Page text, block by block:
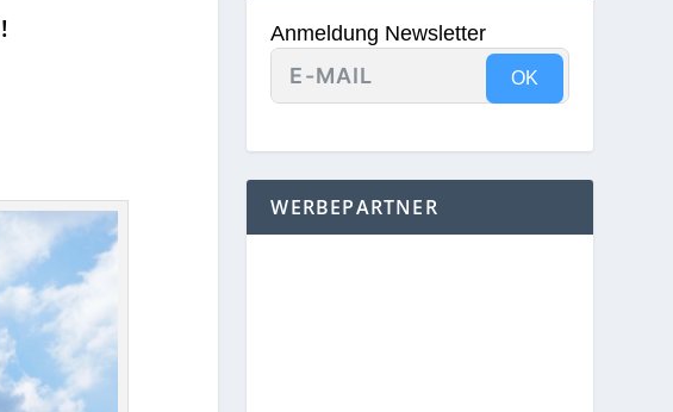
Anmeldung Newsletter
OK
WERBEPARTNER